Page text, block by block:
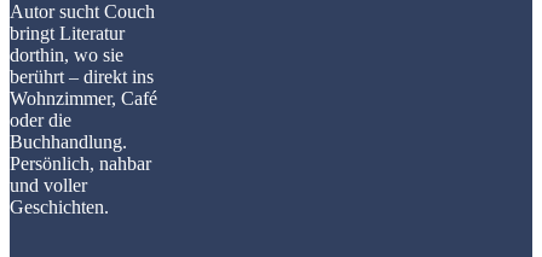
Autor sucht Couch
bringt Literatur
dorthin, wo sie
berührt – direkt ins
Wohnzimmer, Café
oder die
Buchhandlung.
Persönlich, nahbar
und voller
Geschichten.